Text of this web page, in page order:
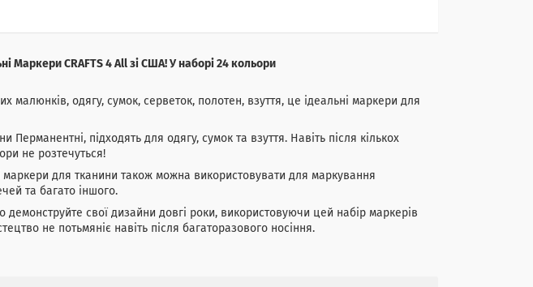
Маркери CRAFTS 4 All зі США! У наборі 24 кольори
малюнків, одягу, сумок, серветок, полотен, взуття, це ідеальні маркери для
підходять для одягу, сумок та взуття. Навіть після кількох
не розтечуться!
для тканини також можна використовувати для маркування
та багато іншого.
свої дизайни довгі роки, використовуючи цей набір маркерів
не потьмяніє навіть після багаторазового носіння.